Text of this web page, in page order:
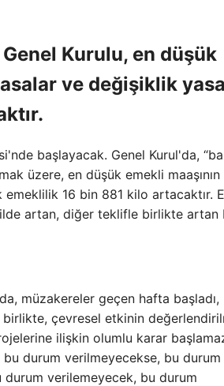
Kurulu, en düşük
ve değişiklik
başlayacak. Genel Kurul'da,
üzere, en düşük emekli maaşının
emeklilik 16 bin 881 kilo artacaktır.
artan, diğer teklifle birlikte artan
müzakereler geçen hafta başladı,
çevresel etkinin
ilişkin olumlu karar
durum verilmeyecekse, bu durum
verilemeyecek, bu durum